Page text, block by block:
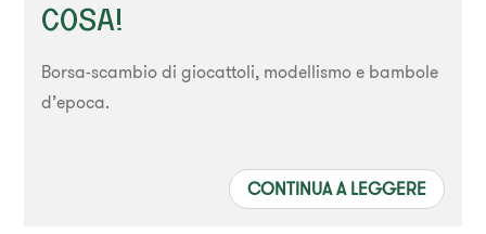
COSA!
Borsa-scambio di giocattoli, modellismo e bambole
d’epoca.
CONTINUA A LEGGERE